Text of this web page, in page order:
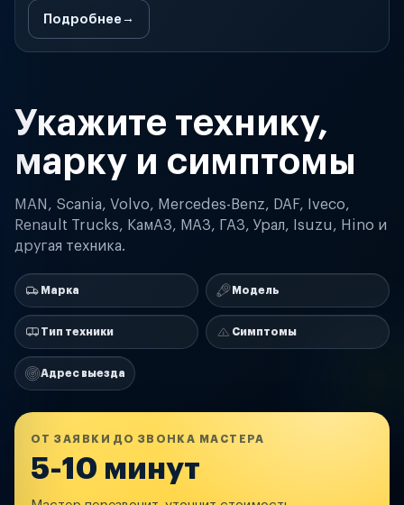
Подробнее
Укажите технику,
марку и симптомы
MAN, Scania, Volvo, Mercedes-Benz, DAF, Iveco,
Renault Trucks, КамАЗ, МАЗ, ГАЗ, Урал, Isuzu, Hino и
другая техника.
Марка Модель
Тип техники Симптомы
Адрес выезда
ОТ ЗАЯВКИ ДО ЗВОНКА МАСТЕРА
5-10 минут